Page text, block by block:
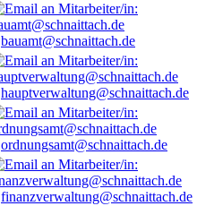
bauamt@schnaittach.de
hauptverwaltung@schnaittach.de
ordnungsamt@schnaittach.de
finanzverwaltung@schnaittach.de